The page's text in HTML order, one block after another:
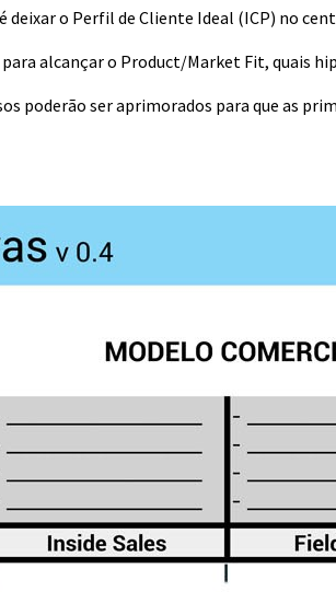
o Perfil de Cliente Ideal (ICP) no
alcançar o Product/Market Fit, quais
poderão ser aprimorados para que as